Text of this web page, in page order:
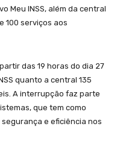
Meu INSS, além da central
100 serviços aos
das 19 horas do dia 27
quanto a central 135
A interrupção faz parte
que tem como
e eficiência nos